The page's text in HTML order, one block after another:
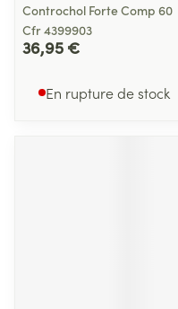
Controchol Forte Comp 60
Cfr 4399903
36,95 €
En rupture de stock